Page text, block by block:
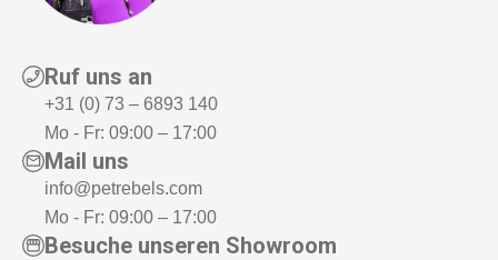
Ruf uns an
+31 (0) 73 – 6893 140
Mo - Fr: 09:00 – 17:00
Mail uns
info@petrebels.com
Mo - Fr: 09:00 – 17:00
Besuche unseren Showroom